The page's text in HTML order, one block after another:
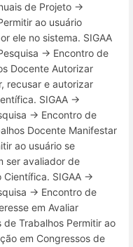
de Projeto →
ao usuário
ele no sistema. SIGAA
→ Encontro de
Docente Autorizar
recusar e autorizar
SIGAA →
→ Encontro de
Docente Manifestar
ao usuário se
ser avaliador de
Científica. SIGAA →
→ Encontro de
em Avaliar
de Trabalhos Permitir ao
em Congressos de